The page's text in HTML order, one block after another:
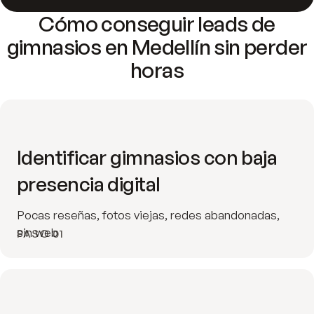
Cómo conseguir leads de
gimnasios en Medellín sin perder
horas
PASO 01
Identificar gimnasios con baja
presencia digital
Pocas reseñas, fotos viejas, redes abandonadas,
sin web